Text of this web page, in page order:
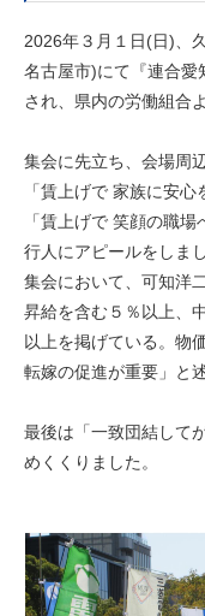
2026年３月１日(日)、
名古屋市)にて『連合
され、県内の労働組合
集会に先立ち、会場周
「賃上げで 家族に安
「賃上げで 笑顔の職
行人にアピールをしまし
集会において、可知洋
昇給を含む５％以上、
以上を掲げている。物
転嫁の促進が重要」と
最後は「一致団結して
めくくりました。